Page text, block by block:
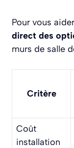
Pour vous
direct des
murs de salle
Critère
Coût
installation